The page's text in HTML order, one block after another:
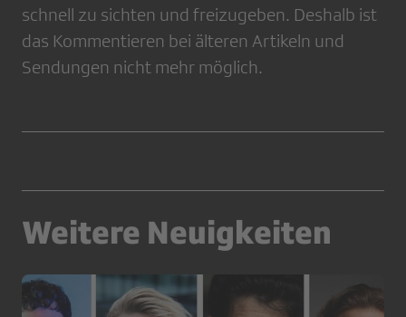
schnell zu sichten und freizugeben. Deshalb ist
das Kommentieren bei älteren Artikeln und
Sendungen nicht mehr möglich.
Weitere Neuigkeiten